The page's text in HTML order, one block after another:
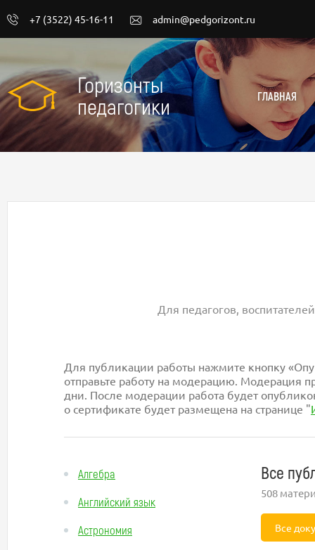
+7 (3522) 45-16-11 admin@pedgorizont.ru
Горизонты
педагогики
ГЛАВНАЯ
Для педагогов,
Для публикации работы нажмите кнопку
отправьте работу на модерацию. Модерация
дни. После модерации работа будет
о сертификате будет размещена на странице "
Алгебра
Английский язык
Астрономия
Все
508
Все